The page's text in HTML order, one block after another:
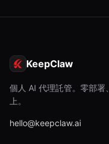
KeepClaw
個人 AI 代理託管。零部
上。
hello@keepclaw.ai